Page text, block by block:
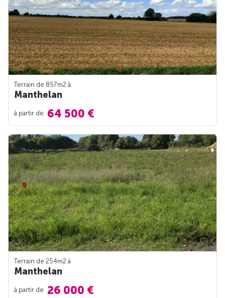
Terrain de 857m2 à
Manthelan
à partir de 64 500 €
Terrain de 254m2 à
Manthelan
à partir de 26 000 €